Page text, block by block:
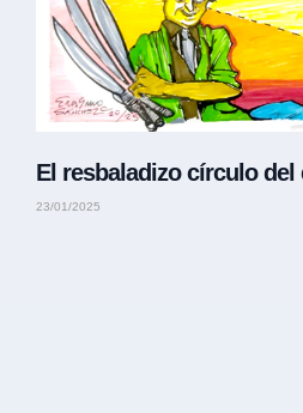
El resbaladizo círculo del
23/01/2025